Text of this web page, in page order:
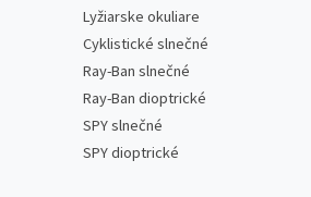
Lyžiarske okuliare
Cyklistické slnečné
Ray-Ban slnečné
Ray-Ban dioptrické
SPY slnečné
SPY dioptrické